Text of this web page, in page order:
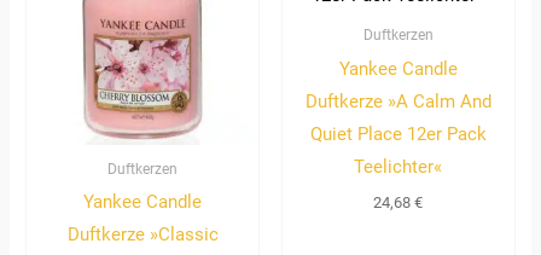
Duftkerzen
Yankee Candle
Duftkerze »Classic
Duftkerzen
Yankee Candle
Duftkerze »A Calm And
Quiet Place 12er Pack
Teelichter«
24,68€